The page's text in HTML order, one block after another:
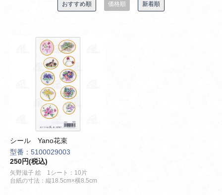
おすすめ順 価格順 新着順
シール Yano花束
型番：5100029003
250円(税込)
矢野滋子 絵 1シート：10片
台紙の寸法：縦18.5cm×横8.5cm